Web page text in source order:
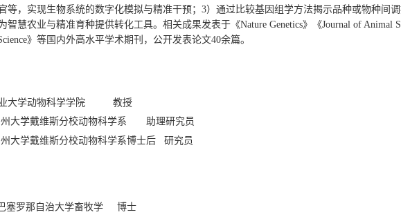
等，实现生物系统的数字化模拟与精准干预； 3）通过比较基因组学方法揭示品种或物种间
智慧农业与精准育种提供转化工具。相关成果发表于《Nature Genetics》《Journal of Animal
》等国内外高水平学术期刊，公开发表论文40余篇。
业大学动物科学学院 教授
州大学戴维斯分校动物科学系 助理研究员
大学戴维斯分校动物科学系博士后 研究员
塞罗那自治大学畜牧学 博士